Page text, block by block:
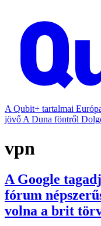
A Qubit+ tartalmai
jövő A Duna föntről
vpn
A Google
fórum
volna a brit